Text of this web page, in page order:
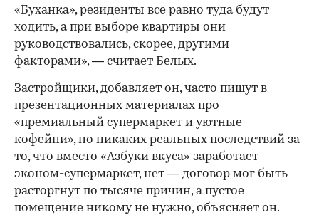
«Буханка», резиденты все равно туда будут
ходить, а при выборе квартиры они
руководствовались, скорее, другими
факторами», — считает Белых.
Застройщики, добавляет он, часто пишут в
презентационных материалах про
«премиальный супермаркет и уютные
кофейни», но никаких реальных последствий за
то, что вместо «Азбуки вкуса» заработает
эконом-супермаркет, нет — договор мог быть
расторгнут по тысяче причин, а пустое
помещение никому не нужно, объясняет он.